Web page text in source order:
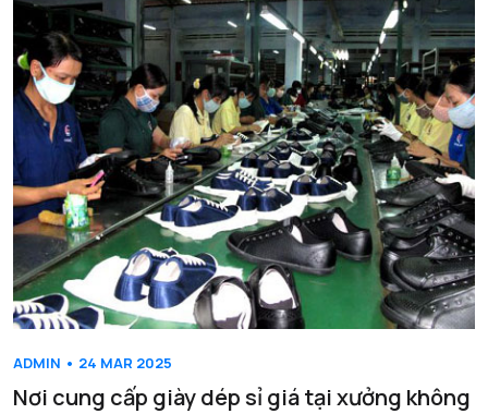
ADMIN • 24 MAR 2025
Nơi cung cấp giày dép sỉ giá tại xưởng không